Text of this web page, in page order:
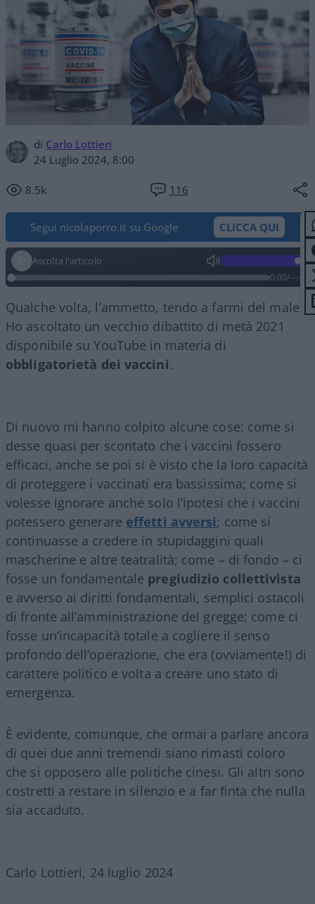
di Carlo Lottieri
24 Luglio 2024, 8:00
8.5k 116
Segui nicolaporro.it su Google CLICCA QUI
Ascolta l'articolo
0:00/--:--
Qualche volta, l’ammetto, tendo a farmi del male.
Ho ascoltato un vecchio dibattito di metà 2021
disponibile su YouTube in materia di
obbligatorietà dei vaccini.
Di nuovo mi hanno colpito alcune cose: come si
desse quasi per scontato che i vaccini fossero
efficaci, anche se poi si è visto che la loro capacità
di proteggere i vaccinati era bassissima; come si
volesse ignorare anche solo l’ipotesi che i vaccini
potessero generare effetti avversi; come si
continuasse a credere in stupidaggini quali
mascherine e altre teatralità; come – di fondo – ci
fosse un fondamentale pregiudizio collettivista
e avverso ai diritti fondamentali, semplici ostacoli
di fronte all’amministrazione del gregge; come ci
fosse un’incapacità totale a cogliere il senso
profondo dell’operazione, che era (ovviamente!) di
carattere politico e volta a creare uno stato di
emergenza.
È evidente, comunque, che ormai a parlare ancora
di quei due anni tremendi siano rimasti coloro
che si opposero alle politiche cinesi. Gli altri sono
costretti a restare in silenzio e a far finta che nulla
sia accaduto.
Carlo Lottieri, 24 luglio 2024